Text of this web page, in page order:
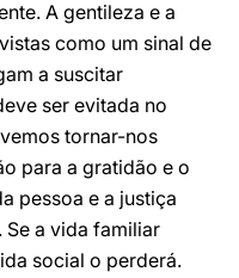
A gentileza e a
como um sinal de
a suscitar
ser evitada no
tornar-nos
para a gratidão e o
pessoa e a justiça
Se a vida familiar
social o perderá.